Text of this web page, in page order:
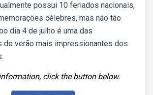
possui 10 feriados nacionais,
célebres, mas não tão
dia 4 de julho é uma das
de verão mais impressionantes dos
click the button below.